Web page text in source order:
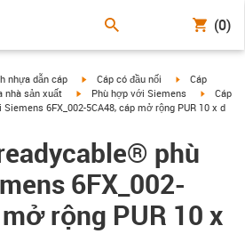
(0)
right
nhựa dẫn cáp igus-icon-arrow-right
Cáp có đầu nối igus-icon-
Cáp
nhà sản xuất
igus-icon-arrow-right
Phù hợp với Siemens igus-
Cáp
6FX_002-5CA48, cáp mở rộng PUR 10 x d
phù
6FX_002-
rộng PUR 10 x